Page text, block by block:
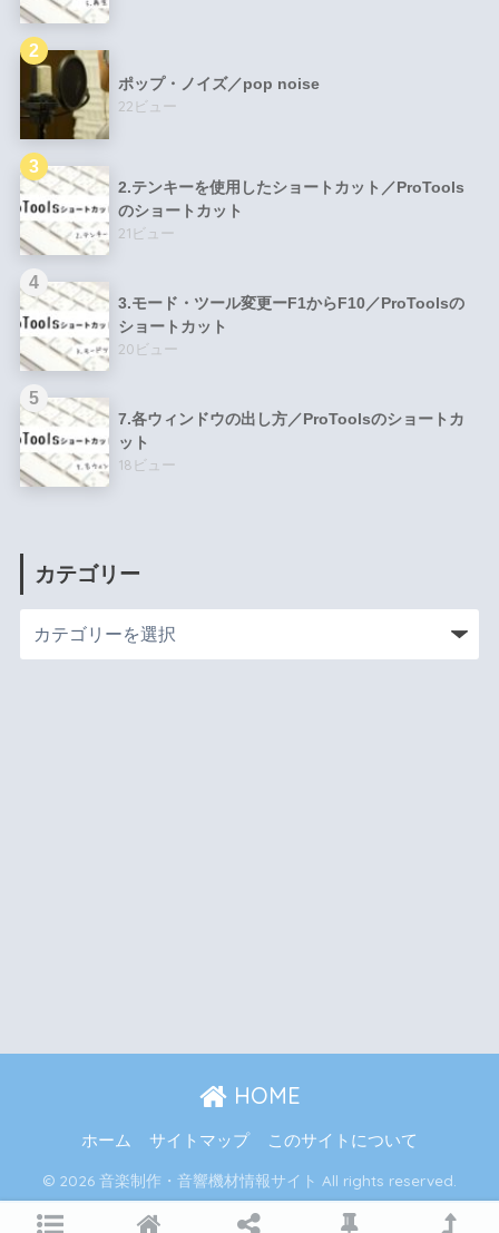
ポップ・ノイズ／pop noise
22ビュー
2.テンキーを使用したショートカット／ProTools
のショートカット
21ビュー
3.モード・ツール変更ーF1からF10／ProToolsの
ショートカット
20ビュー
7.各ウィンドウの出し方／ProToolsのショートカ
ット
18ビュー
カテゴリー
HOME
ホーム サイトマップ このサイトについて
© 2026 音楽制作・音響機材情報サイト All rights reserved.